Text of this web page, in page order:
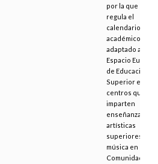
por la que se
regula el
calendario
académico
adaptado al
Espacio
de Educación
Superior en los
centros que
imparten
enseñanzas
artísticas
superiores de
música en la
Comunidad